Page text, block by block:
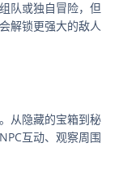
队或独自冒险，但
解锁更强大的敌人
从隐藏的宝箱到秘
互动、观察周围